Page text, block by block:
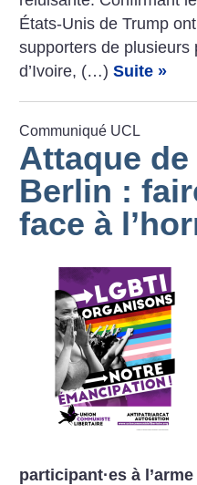
États-Unis de Trump
supporters de
d’Ivoire, (…)Suite »
Communiqué UCL
Attaque
Berlin :
face à
participant·es à